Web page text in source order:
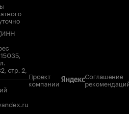
стр. 2,
Проект
компании
Соглашение